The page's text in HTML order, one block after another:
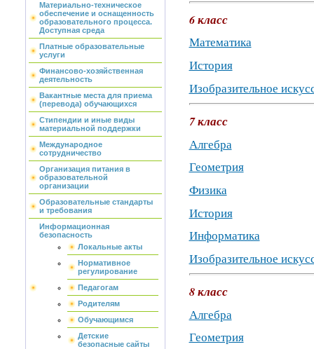
Материально-техническое
обеспечение и оснащенность
образовательного процесса.
Доступная среда
Платные образовательные
услуги
Финансово-хозяйственная
деятельность
Вакантные места для приема
(перевода) обучающихся
Стипендии и иные виды
материальной поддержки
Международное
сотрудничество
Организация питания в
образовательной
организации
Образовательные стандарты
и требования
Информационная
безопасность
Локальные акты
Нормативное
регулирование
Педагогам
Родителям
Обучающимся
Детские
безопасные сайты
6 класс
Математика
История
Изобразительное
7 класс
Алгебра
Геометрия
Физика
​​​​​​​История
Информатика
Изобразительное
8 класс
Алгебра
Геометрия